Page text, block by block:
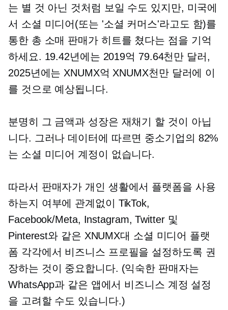
는 별 것 아닌 것처럼 보일 수도 있지만, 미국에
서 소셜 미디어(또는 '소셜 커머스'라고도 함)를
통한 총 소매 판매가 히트를 쳤다는 점을 기억
하세요. 19.42년에는 2019억 79.64천만 달러,
2025년에는 XNUMX억 XNUMX천만 달러에 이
를 것으로 예상됩니다.
분명히 그 금액과 성장은 재채기 할 것이 아닙
니다. 그러나 데이터에 따르면 중소기업의 82%
는 소셜 미디어 계정이 없습니다.
따라서 판매자가 개인 생활에서 플랫폼을 사용
하는지 여부에 관계없이 TikTok,
Facebook/Meta, Instagram, Twitter 및
Pinterest와 같은 XNUMX대 소셜 미디어 플랫
폼 각각에서 비즈니스 프로필을 설정하도록 권
장하는 것이 중요합니다. (익숙한 판매자는
WhatsApp과 같은 앱에서 비즈니스 계정 설정
을 고려할 수도 있습니다.)